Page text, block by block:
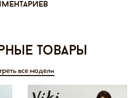
товары
все модели